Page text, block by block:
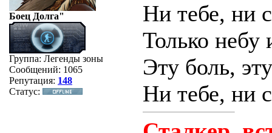
Боец Долга"
Группа: Легенды зоны
Сообщений: 1065
Репутация: 148
Статус:
Ни тебе, ни
Только небу
Эту боль,
Ни тебе, ни